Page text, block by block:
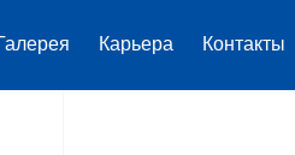
Карьера Контакты